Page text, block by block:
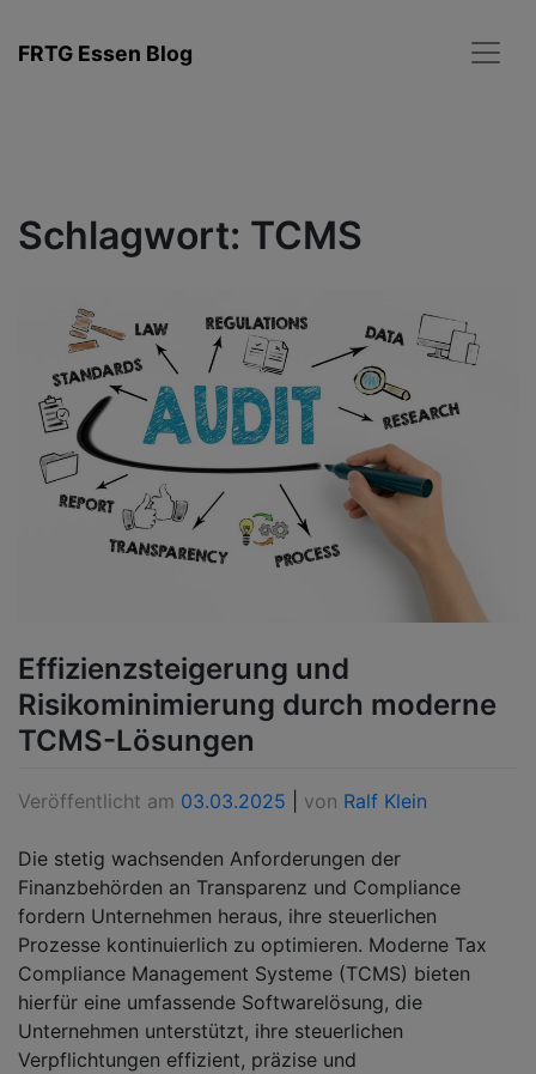
Inhalt
FRTG Essen Blog
Schlagwort: TCMS
Effizienzsteigerung und
Risikominimierung durch moderne
TCMS-Lösungen
Veröffentlicht am 03.03.2025 von Ralf Klein
Die stetig wachsenden Anforderungen der
Finanzbehörden an Transparenz und Compliance
fordern Unternehmen heraus, ihre steuerlichen
Prozesse kontinuierlich zu optimieren. Moderne Tax
Compliance Management Systeme (TCMS) bieten
hierfür eine umfassende Softwarelösung, die
Unternehmen unterstützt, ihre steuerlichen
Verpflichtungen effizient, präzise und